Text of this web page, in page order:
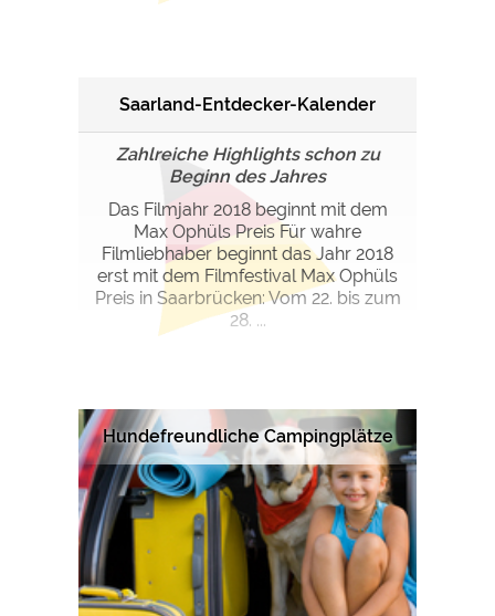
Saarland-Entdecker-Kalender
Zahlreiche Highlights schon zu
Beginn des Jahres
Das Filmjahr 2018 beginnt mit dem
Max Ophüls Preis Für wahre
Filmliebhaber beginnt das Jahr 2018
erst mit dem Filmfestival Max Ophüls
Preis in Saarbrücken: Vom 22. bis zum
28. ...
Hundefreundliche Campingplätze